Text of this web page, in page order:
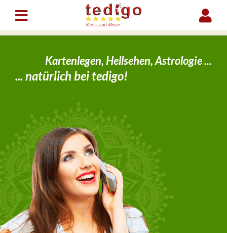
Kartenlegen, Hellsehen, Astrologie ...
... natürlich bei tedigo!